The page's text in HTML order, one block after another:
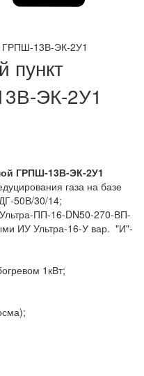
ГРПШ-13В-ЭК-2У1
пункт
ЭК-2У1
ГРПШ-13В-ЭК-2У1
газа на базе
50В/30/14;
ПП-16-DN50-270-ВП-
ИУ Ультра-16-У вар. "И"-
1кВт;